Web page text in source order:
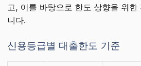
고, 이를 바탕으로 한도 상향을 위한
니다.
신용등급별 대출한도 기준